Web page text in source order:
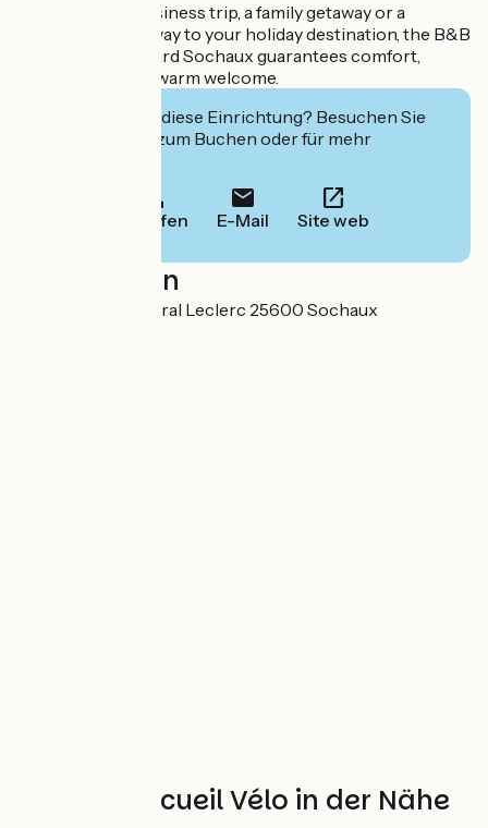
Whether for a business trip, a family getaway or a
stopover on the way to your holiday destination, the B&B
HOTEL Montbéliard Sochaux guarantees comfort,
practicality and a warm welcome.
Interessiert Sie diese Einrichtung? Besuchen Sie
deren Website zum Buchen oder für mehr
Anrufen E-Mail Site web
Localisation
11 avenue du Général Leclerc 25600 Sochaux
Weitere Accueil Vélo in der Nähe